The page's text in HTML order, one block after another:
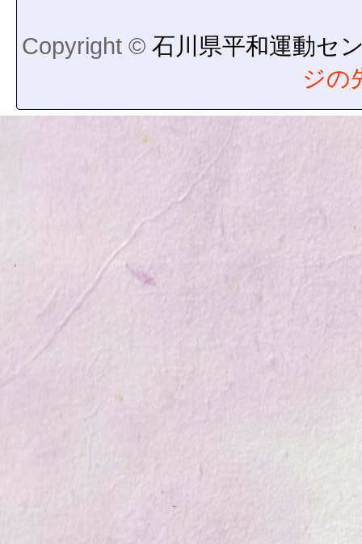
Copyright © 石川県平和運動セ
ジの